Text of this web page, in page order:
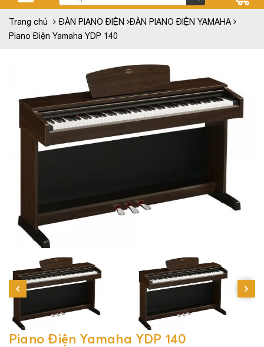
Trang chủ ĐÀN PIANO ĐIỆN
ĐÀN PIANO ĐIỆN YAMAHA
Piano Điện Yamaha YDP 140
Piano Điện Yamaha YDP 140